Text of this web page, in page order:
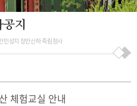
지
인성지 장안산하 죽림정사
체험교실 안내